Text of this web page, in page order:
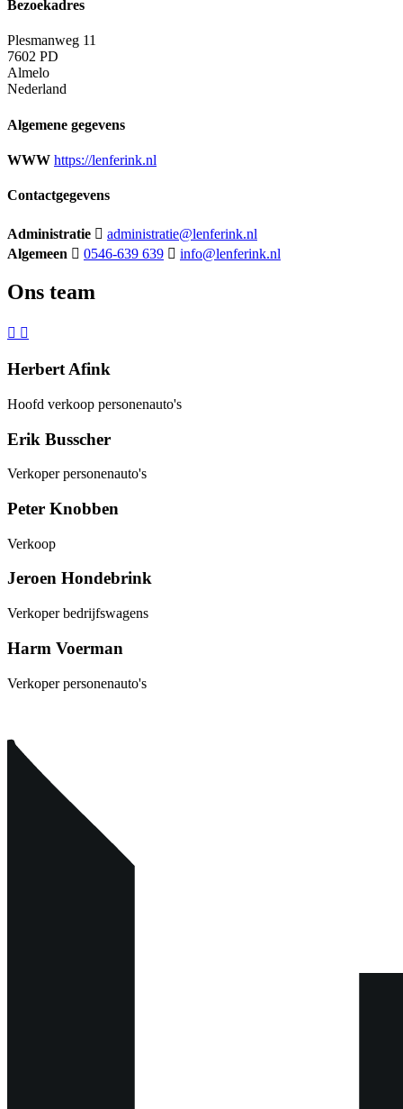
Bezoekadres
Plesmanweg 11
7602 PD
Almelo
Nederland
Algemene gegevens
WWW https://lenferink.nl
Contactgegevens
Administratie
administratie@lenferink.nl
Algemeen
0546-639 639 info@lenferink.nl
Ons team
Herbert Afink
Hoofd verkoop personenauto's
Erik Busscher
Verkoper personenauto's
Peter Knobben
Verkoop
Jeroen Hondebrink
Verkoper bedrijfswagens
Harm Voerman
Verkoper personenauto's